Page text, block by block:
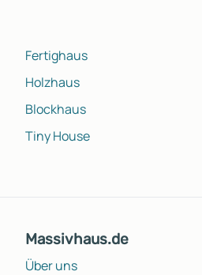
Fertighaus
Holzhaus
Blockhaus
Tiny House
Massivhaus.de
Über uns